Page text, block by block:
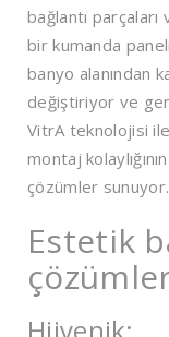
bağlantı
bir kumanda
banyo alanından
değiştiriyor ve
VitrA teknolojisi
montaj
çözümler sunuyor.
Estetik
Hijyenik: